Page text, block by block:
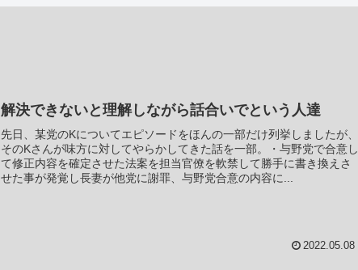
解決できないと理解しながら話合いでという人達
先日、某党のKについてエピソードをほんの一部だけ列挙しましたが、
そのKさんが味方に対してやらかしてきた話を一部。・与野党で合意し
て修正内容を確定させた法案を担当官僚を軟禁して勝手に書き換えさ
せた事が発覚し長妻が他党に謝罪、与野党合意の内容に...
2022.05.08